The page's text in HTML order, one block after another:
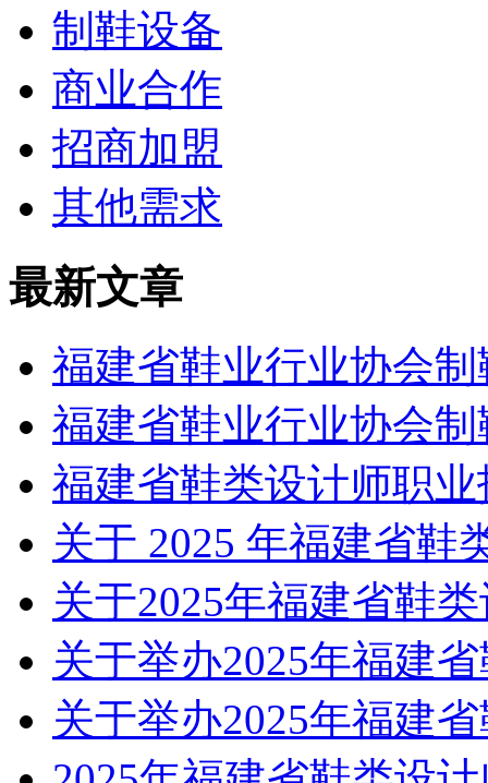
制鞋设备
商业合作
招商加盟
其他需求
最新文章
福建省鞋业行业协会
福建省鞋业行业协会
福建省鞋类设计师职
关于 2025 年福建省鞋
关于2025年福建省鞋
关于举办2025年福建
关于举办2025年福建